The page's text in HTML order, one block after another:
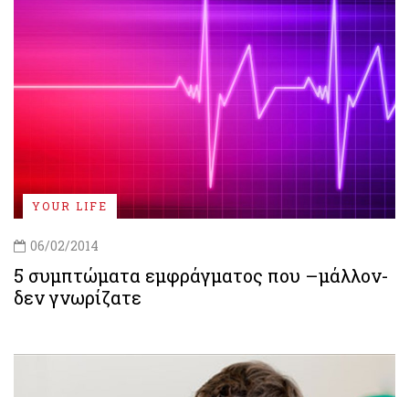
YOUR LIFE
06/02/2014
5 συμπτώματα εμφράγματος που –μάλλον-
δεν γνωρίζατε